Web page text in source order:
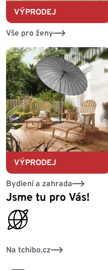
VÝPRODEJ
Vše pro ženy
VÝPRODEJ
Bydlení a zahrada
Jsme tu pro Vás!
online_globe
Na tchibo.cz